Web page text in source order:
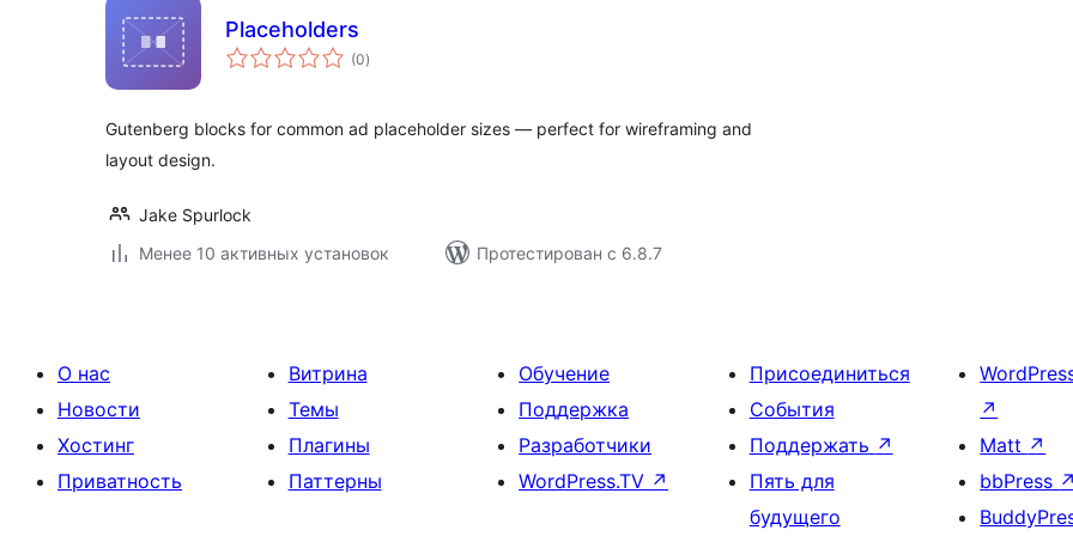
Placeholders
(0общий
рейтинг
)
Gutenberg blocks for common ad placeholder sizes — perfect for wireframing and
layout design.
Jake Spurlock
Менее 10 активных установок
Протестирован с 6.8.7
О нас
Новости
Хостинг
Приватность
Витрина
Темы
Плагины
Паттерны
Обучение
Поддержка
Разработчики
WordPress.TV ↗
Присоединиться
События
Поддержать ↗
Пять для
будущего
↗
Matt ↗
bbPress ↗